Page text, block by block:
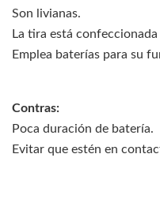
Son livianas.
La tira está
Emplea baterías para su
Contras:
Poca duración de batería.
Evitar que estén en